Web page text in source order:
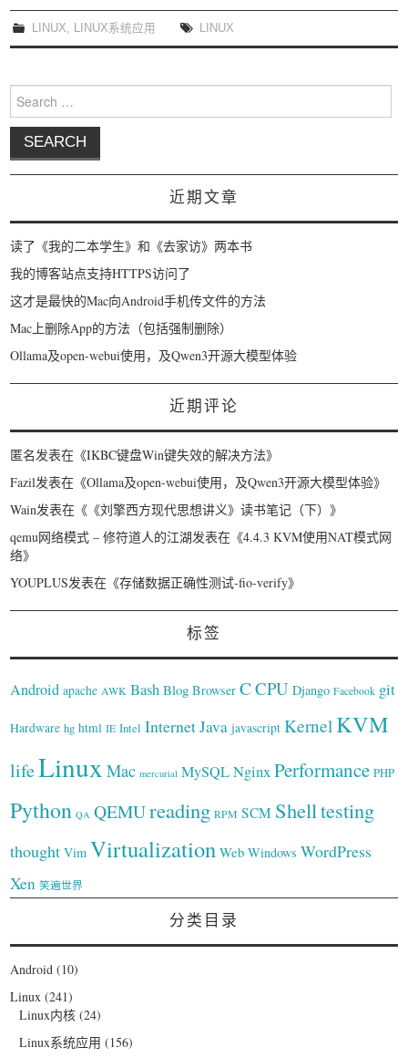
LINUX, LINUX系统应用 LINUX
Search for:
近期文章
读了《我的二本学生》和《去家访》两本书
我的博客站点支持HTTPS访问了
这才是最快的Mac向Android手机传文件的方法
Mac上删除App的方法（包括强制删除）
Ollama及open-webui使用，及Qwen3开源大模型体验
近期评论
匿名发表在《IKBC键盘Win键失效的解决方法》
Fazil发表在《Ollama及open-webui使用，及Qwen3开源大模型体验》
Wain发表在《 《刘擎西方现代思想讲义》读书笔记（下）》
qemu网络模式 – 修符道人的江湖发表在《4.4.3 KVM使用NAT模式网
络》
YOUPLUS发表在《存储数据正确性测试-fio-verify》
标签
Android apache AWK Bash Blog Browser C CPU Django Facebook git
Hardware hg html IE Intel InternetJava javascript Kernel KVM
lifeLinux Mac mercurial MySQLNginxPerformance PHP
Python QA QEMUreading RPM SCM Shelltesting
thought Vim Virtualization Web Windows WordPress
Xen 笑遍世界
分类目录
Android (10)
Linux (241)
Linux内核 (24)
Linux系统应用 (156)